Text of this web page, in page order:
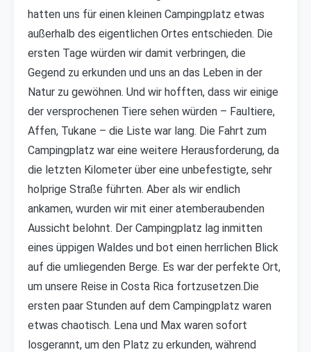
hatten uns für einen kleinen Campingplatz etwas
außerhalb des eigentlichen Ortes entschieden. Die
ersten Tage würden wir damit verbringen, die
Gegend zu erkunden und uns an das Leben in der
Natur zu gewöhnen. Und wir hofften, dass wir einige
der versprochenen Tiere sehen würden – Faultiere,
Affen, Tukane – die Liste war lang. Die Fahrt zum
Campingplatz war eine weitere Herausforderung, da
die letzten Kilometer über eine unbefestigte, sehr
holprige Straße führten. Aber als wir endlich
ankamen, wurden wir mit einer atemberaubenden
Aussicht belohnt. Der Campingplatz lag inmitten
eines üppigen Waldes und bot einen herrlichen Blick
auf die umliegenden Berge. Es war der perfekte Ort,
um unsere Reise in Costa Rica fortzusetzen.Die
ersten paar Stunden auf dem Campingplatz waren
etwas chaotisch. Lena und Max waren sofort
losgerannt, um den Platz zu erkunden, während